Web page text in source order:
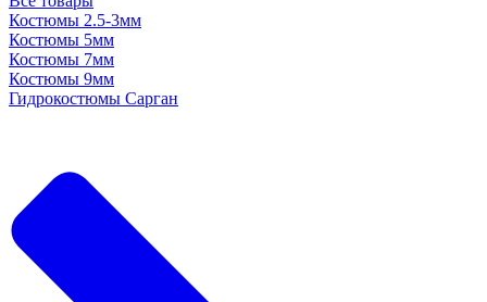
Костюмы 2.5-3мм
Костюмы 5мм
Костюмы 7мм
Костюмы 9мм
Гидрокостюмы Сарган